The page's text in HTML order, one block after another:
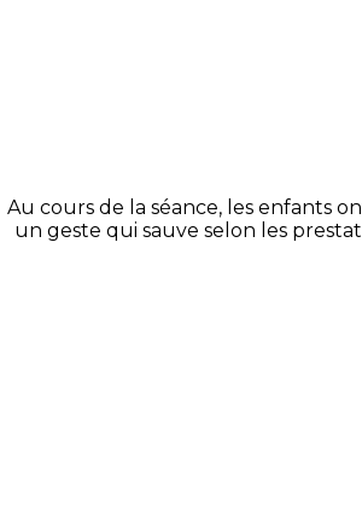
Au cours de la séance, les enfants
un geste qui sauve selon les